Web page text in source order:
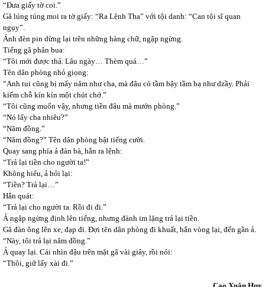
“Đưa giấy tờ coi.”
Gã lúng túng moi ra tờ giấy: “Ra Lệnh Tha” với tội danh: “Can tội sĩ quan
ngụy”.
Ánh đèn pin dừng lại trên những hàng chữ, ngập ngừng.
Tiếng gã phân bua:
“Tôi mới được thả. Lâu ngày… Thèm quá…”
Tên dân phòng nhỏ giọng:
“Anh tui cũng bị mấy năm như cha, mà đâu có tầm bậy tầm bạ như dzầy. Phải
kiếm chỗ kín kín một chút chớ.”
“Tôi cũng muốn vậy, nhưng tiền đâu mà mướn phòng.”
“Nó lấy cha nhiêu?”
“Năm đồng.”
“Năm đồng?” Tên dân phòng bật tiếng cười.
Quay sang phía ả đàn bà, hắn ra lệnh:
“Trả lại tiền cho người ta!”
Không hiểu, ả hỏi lại:
“Tiền? Trả lại…”
Hắn quát:
“Trả lại cho người ta. Rồi đi đi.”
Ả ngập ngừng định lên tiếng, nhưng đành im lặng trả lại tiền.
Gã đàn ông lên xe, đạp đi. Đợi tên dân phòng đi khuất, hắn vòng lại, đến gần ả.
“Này, tôi trả lại năm đồng.”
Ả quay lại. Cái nhìn đậu trên mặt gã vài giây, rồi nói:
“Thôi, giữ lấy xài đi.”